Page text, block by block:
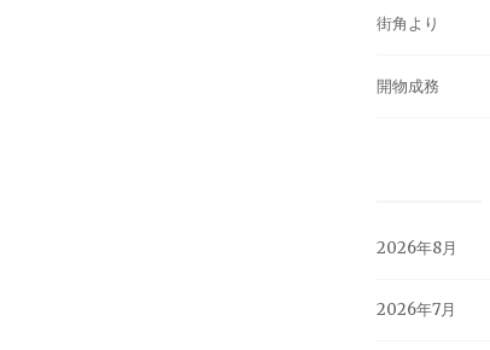
街角より
開物成務
2026年8月
2026年7月